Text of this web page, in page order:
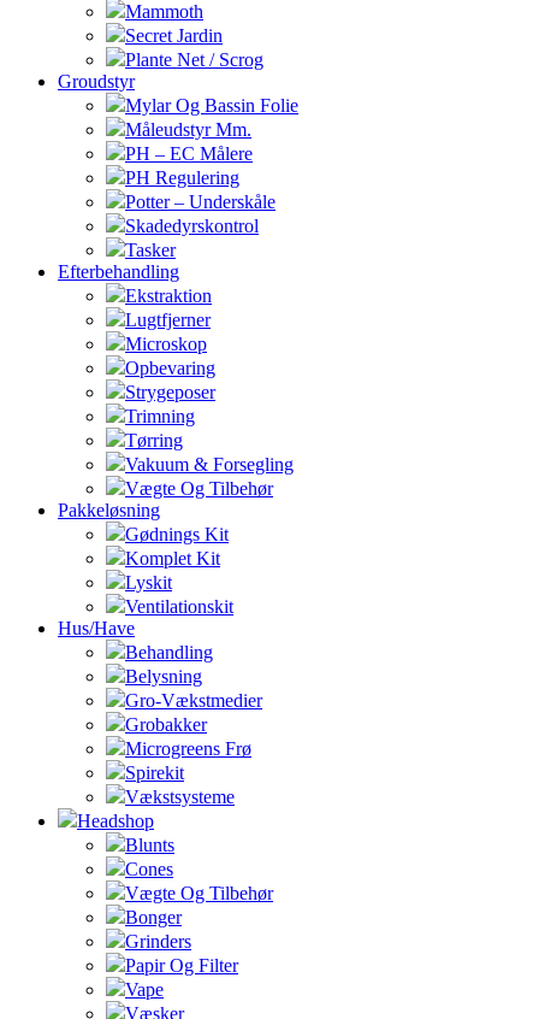
Mammoth
Secret Jardin
Plante Net / Scrog
Groudstyr
Mylar Og Bassin Folie
Måleudstyr Mm.
PH – EC Målere
PH Regulering
Potter – Underskåle
Skadedyrskontrol
Tasker
Efterbehandling
Ekstraktion
Lugtfjerner
Microskop
Opbevaring
Strygeposer
Trimning
Tørring
Vakuum & Forsegling
Vægte Og Tilbehør
Pakkeløsning
Gødnings Kit
Komplet Kit
Lyskit
Ventilationskit
Hus/Have
Behandling
Belysning
Gro-Vækstmedier
Grobakker
Microgreens Frø
Spirekit
Vækstsysteme
Headshop
Blunts
Cones
Vægte Og Tilbehør
Bonger
Grinders
Papir Og Filter
Vape
Væsker